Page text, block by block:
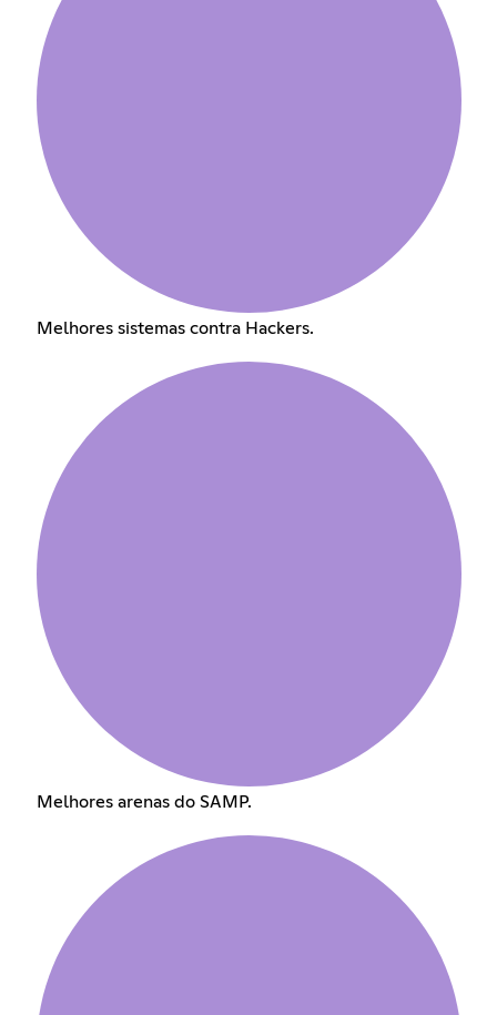
Melhores sistemas contra Hackers.
Melhores arenas do SAMP.